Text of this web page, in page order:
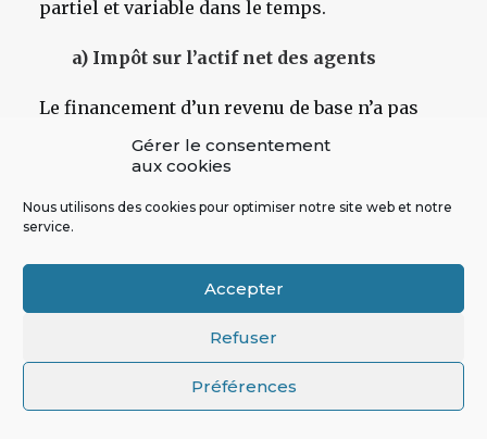
Gérer le consentement
aux cookies
Nous utilisons des cookies pour optimiser notre site web et notre
service.
Accepter
Refuser
Préférences
partiel et variable dans le temps.
a) Impôt sur l’actif net des agents
Le financement d’un revenu de base n’a pas
nécessairement à reposer sur le revenu de la
période. Ce n’est pas la conclusion à laquelle
parviennent les auteurs du rapport qui
dressent une liste des modes de financement
impossibles du revenu universel. Notons
qu’un prélèvement calculé sur la base du
acceptation implicite comme mode de
financement potentiel – mais alors pourquoi